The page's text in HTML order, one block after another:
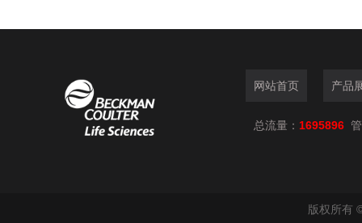
网站首页 产品
总流量： 1695896
版权所有